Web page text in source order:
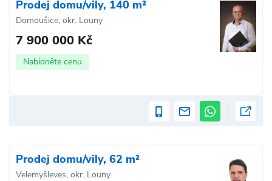
Prodej domu/vily, 140 m²
Domoušice, okr. Louny
7 900 000 Kč
Nabídněte cenu
Prodej domu/vily, 62 m²
Velemyšleves, okr. Louny